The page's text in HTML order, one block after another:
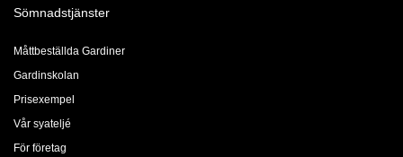
Sömnadstjänster
Måttbeställda Gardiner
Gardinskolan
Prisexempel
Vår syateljé
För företag